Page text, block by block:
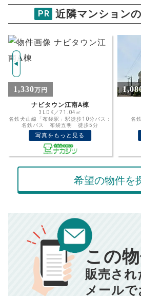
住宅ローン
金利
返済金額
頭金
返済シミュレーショ
毎月の支払額
総支払額
【注意事項】
このシミュレーターは元利均等返済方
このシミュレーターは、四捨五入にて
このシミュレーターはお借り入れの全
定です。
資金計画のために査定
格を入力して活用するの
売却価格
計算する
売却にかかる費用
00万円
■抵当権抹消費用／0万円
手
※シミュレーター結果はあくまでも概算
保証するものではございません。
※上記売却費用には、住所変更登記の費
宅ローンの一括繰上返済の手数料等は
で予めご了承ください。
※仲介手数料は宅地建物取引業法で定め
おります。（物件価格×3%＋6万円＋消
PR 近隣マンション
1,080万円
コープ野村江南
4LDK／92.19㎡
名鉄犬山線「江南」駅徒歩8分
写真をもっと見る
名
希望の物件を
この
販売され
メールで